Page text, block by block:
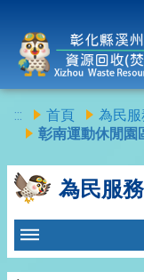
::: 首頁
為民服
彰南運動休閒園
為民服務